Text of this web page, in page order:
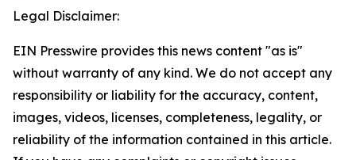
Legal Disclaimer:
EIN Presswire provides this news content "as is"
without warranty of any kind. We do not accept any
responsibility or liability for the accuracy, content,
images, videos, licenses, completeness, legality, or
reliability of the information contained in this article.